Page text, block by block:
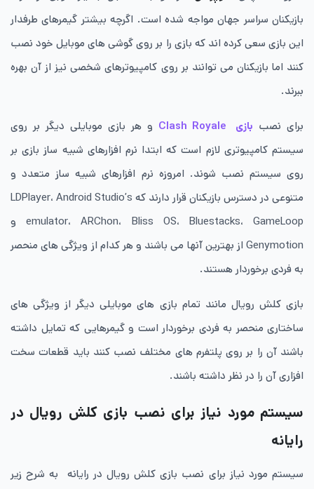
بازیکنان سراسر جهان مواجه شده است. اگرچه بیشتر گیمرهای طرفدار
این بازی سعی کرده اند که بازی را بر روی گوشی های موبایل خود نصب
کنند اما بازیکنان می توانند بر روی کامپیوترهای شخصی نیز از آن بهره
ببرند.
برای نصب بازی Clash Royale
و هر بازی موبایلی دیگر بر روی
سیستم کامپیوتری لازم است که ابتدا نرم افزارهای شبیه ساز بازی بر
روی سیستم نصب شوند. امروزه نرم افزارهای شبیه ساز متعدد و
متنوعی در دسترس بازیکنان قرار دارند که LDPlayer، Android Studio’s
emulator، ARChon، Bliss OS، Bluestacks، GameLoop و
Genymotion از بهترین آنها می باشند و هر کدام از ویژگی های منحصر
به فردی برخوردار هستند.
بازی کلش رویال مانند تمام بازی های موبایلی دیگر از ویژگی های
ساختاری منحصر به فردی برخوردار است و گیمرهایی که تمایل داشته
باشند آن را بر روی پلتفرم های مختلف نصب کنند باید قطعات سخت
افزاری آن را در نظر داشته باشند.
سیستم مورد نیاز برای نصب بازی کلش رویال در
رایانه
سیستم مورد نیاز برای نصب بازی کلش رویال در رایانه به شرح زیر